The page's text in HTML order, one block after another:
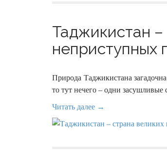
Таджикистан –
неприступных
Природа Таджикистана
то тут нечего – одни
Читать далее →